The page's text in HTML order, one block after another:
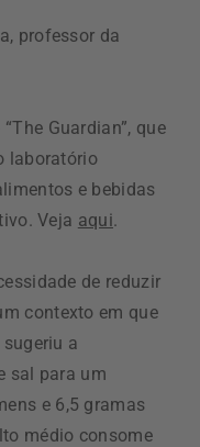
professor da
Guardian”, que
laboratório
e bebidas
Veja aqui.
de reduzir
contexto em que
a
sal para um
e 6,5 gramas
médio consome